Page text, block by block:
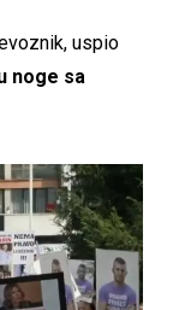
uspio
noge sa